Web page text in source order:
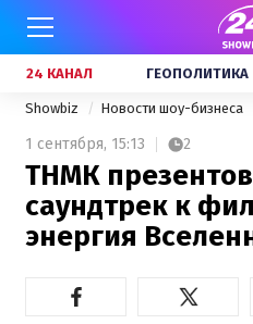
24 КАНАЛ ГЕОПОЛИТИКА
Showbiz Новости шоу-бизнеса
1 сентября, 15:13 2
ТНМК
саундтрек к
энергия